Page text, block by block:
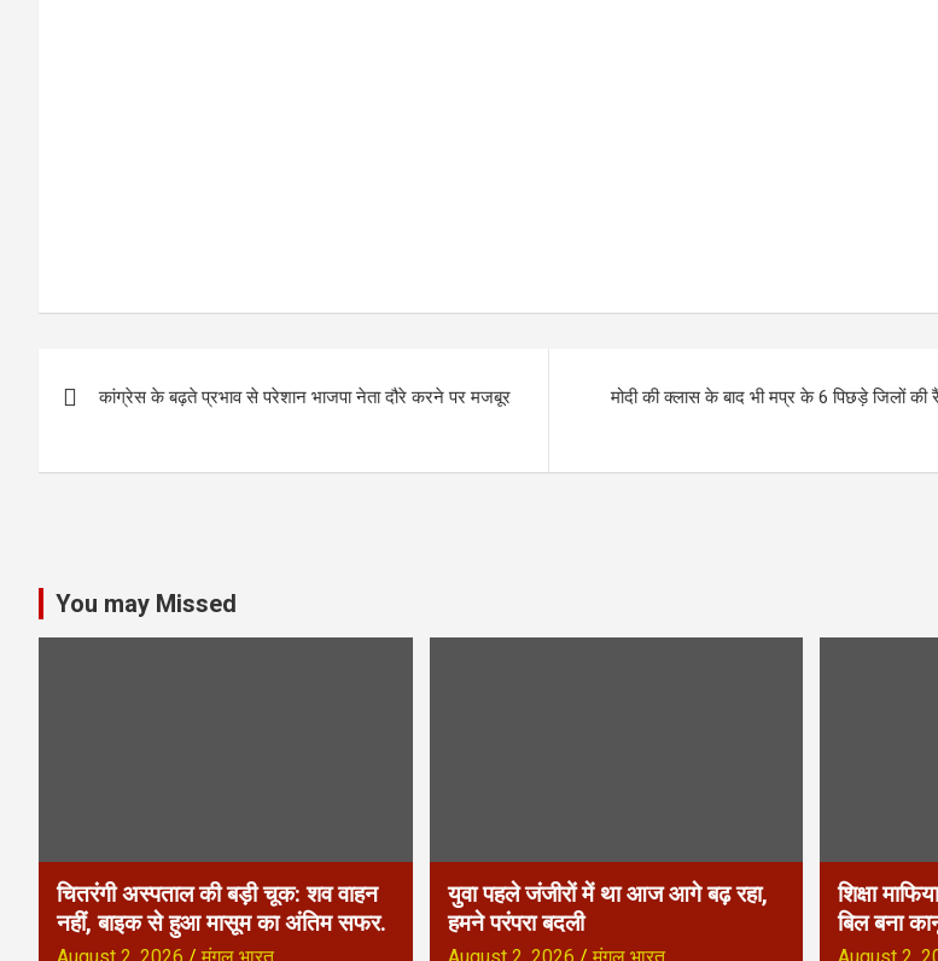
s
a
t
कांग्रेस के बढ़ते प्रभाव से परेशान भाजपा नेता दौरे करने पर मजबूर
मोदी की क्लास के बाद भी मप्र के 6 पिछड़े जिलों
You may Missed
चितरंगी अस्पताल की बड़ी चूक: शव वाहन
नहीं, बाइक से हुआ मासूम का अंतिम सफर.
August 2, 2026 मंगल भारत
युवा पहले जंजीरों में था आज आगे बढ़ रहा,
हमने परंपरा बदली
August 2, 2026 मंगल भारत
शिक्षा
बिल बना
August 2,